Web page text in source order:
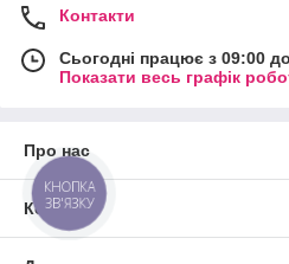
Контакти
Сьогодні працює з 09:00
Показати весь графік
Про нас
Контакти
КНОПКА
ЗВ'ЯЗКУ